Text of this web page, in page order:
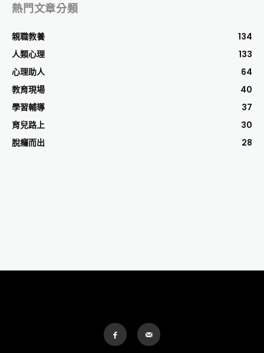
熱門文章分類
親職教養
134
人類心理
133
心理助人
64
教育現場
40
學習輔導
37
育兒路上
30
脫癮而出
28